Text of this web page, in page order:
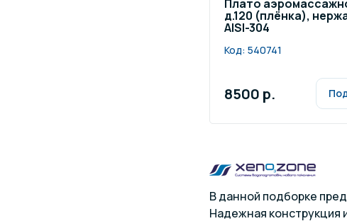
Плато
д.120 (плёнка),
AISI-304
Код: 540741
8500 р.
В данной подборке
Надежная конструкция